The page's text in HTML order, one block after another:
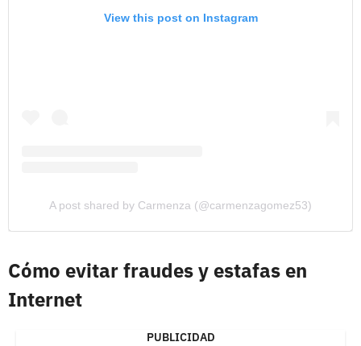
View this post on Instagram
A post shared by Carmenza (@carmenzagomez53)
Cómo evitar fraudes y estafas en
Internet
PUBLICIDAD